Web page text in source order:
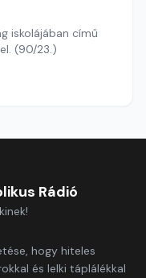
iskolájában című
könyvből Kékesi Enikő olvas fel. (90/23.)
Rádió
hogy hiteles
és lelki táplálékkal